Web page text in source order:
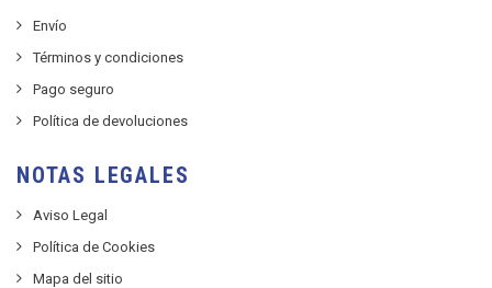
Envío
Términos y condiciones
Pago seguro
Política de devoluciones
NOTAS LEGALES
Aviso Legal
Política de Cookies
Mapa del sitio